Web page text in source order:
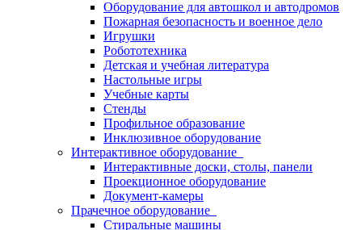
Оборудование для автошкол и автодромов
Пожарная безопасность и военное дело
Игрушки
Робототехника
Детская и учебная литература
Настольные игры
Учебные карты
Стенды
Профильное образование
Инклюзивное оборудование
Интерактивное оборудование
Интерактивные доски, столы, панели
Проекционное оборудование
Документ-камеры
Прачечное оборудование
Стиральные машины